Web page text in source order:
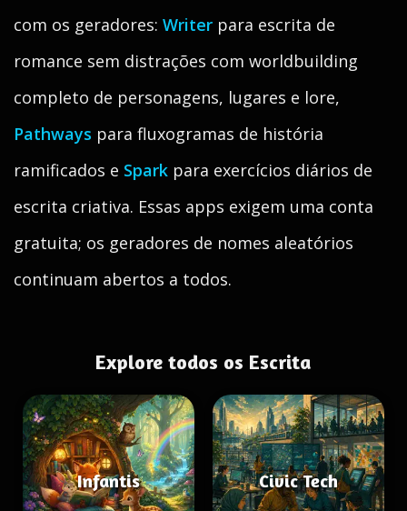
com os geradores: Writer para escrita de
romance sem distrações com worldbuilding
completo de personagens, lugares e lore,
Pathways para fluxogramas de história
ramificados e Spark para exercícios diários de
escrita criativa. Essas apps exigem uma conta
gratuita; os geradores de nomes aleatórios
continuam abertos a todos.
Explore todos os Escrita
Infantis Civic Tech